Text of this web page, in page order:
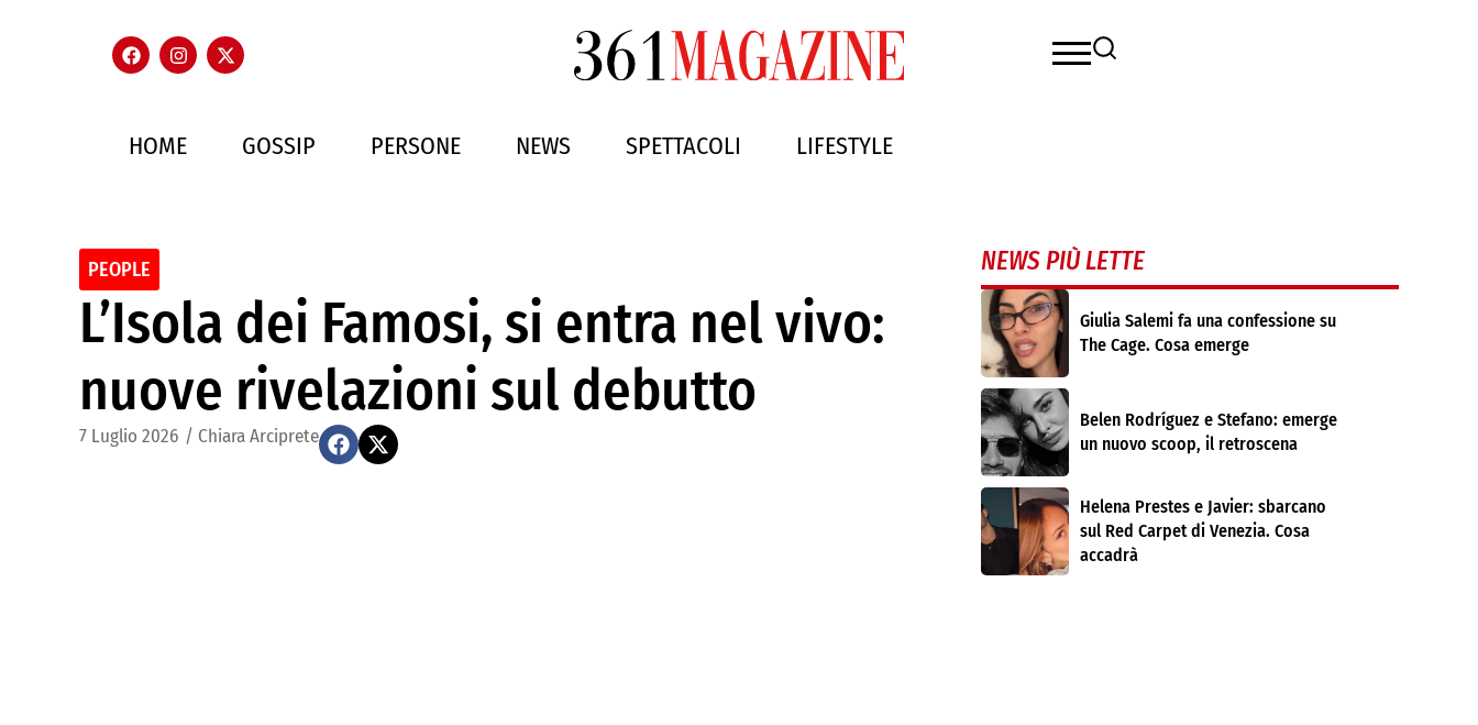
HOME GOSSIP PERSONE NEWS SPETTACOLI LIFESTYLE
PEOPLE
L’Isola dei Famosi, si entra nel vivo:
nuove rivelazioni sul debutto
7 Luglio 2026 / Chiara Arciprete
NEWS PIÙ LETTE
Giulia Salemi fa una confessione su
The Cage. Cosa emerge
Belen Rodríguez e Stefano: emerge
un nuovo scoop, il retroscena
Helena Prestes e Javier: sbarcano
sul Red Carpet di Venezia. Cosa
accadrà